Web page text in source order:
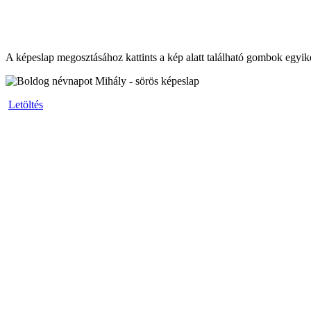
A képeslap megosztásához kattints a kép alatt található gombok
Letöltés